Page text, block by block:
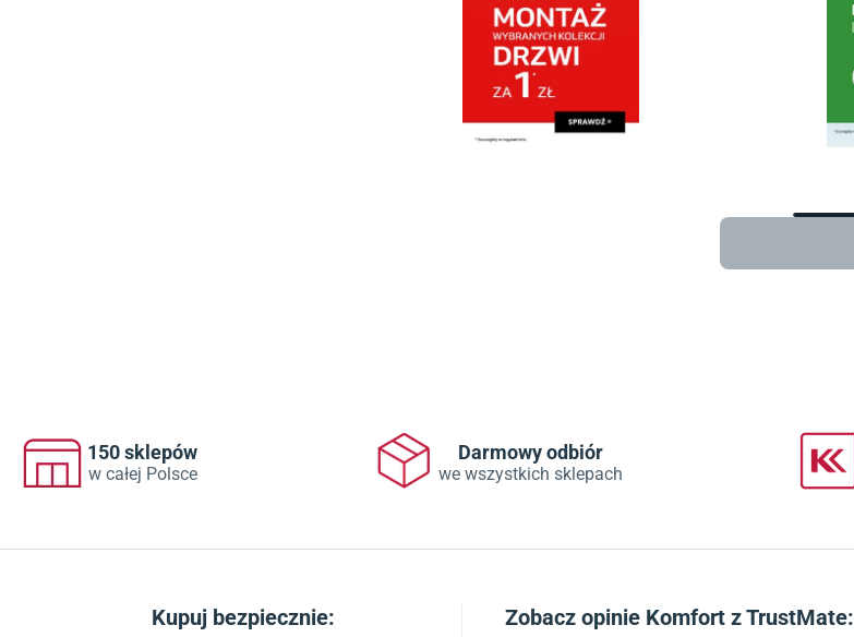
150 sklepów
w całej Polsce
Darmowy odbiór
we wszystkich sklepach
Kupuj bezpiecznie: Zobacz opinie Komfort z TrustMate: